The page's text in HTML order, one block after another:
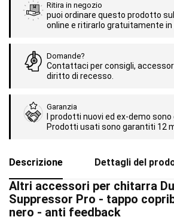
Ritira in negozio
puoi ordinare questo prodotto
online e ritirarlo gratuitamente in
Domande?
Contattaci per consigli,
diritto di recesso.
Garanzia
I prodotti nuovi ed ex-demo sono
Prodotti usati sono garantiti 12
Descrizione Dettagli del
Altri accessori per chitarra
Suppressor Pro - tappo
nero - anti feedback